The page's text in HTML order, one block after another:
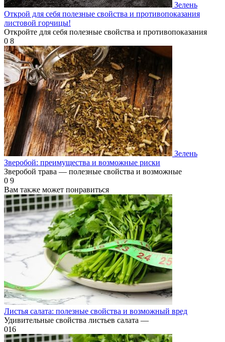
Зелень
Открой для себя полезные свойства и противопоказания
листовой горчицы!
Откройте для себя полезные свойства и противопоказания
0 8
Зелень
Зверобой: преимущества и возможные риски
Зверобой трава — полезные свойства и возможные
0 9
Вам также может понравиться
Листья салата: полезные свойства и возможный вред
Удивительные свойства листьев салата —
016